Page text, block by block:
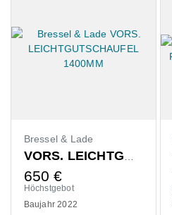
Bressel & Lade
VORS. LEICHTGUTSCHAUFEL 1400MM
650 €
Höchstgebot
Baujahr 2022